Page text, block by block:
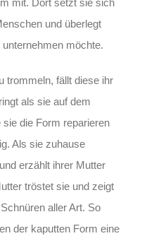
mit. Dort setzt sie sich
und überlegt
möchte.
trommeln, fällt diese ihr
als sie auf dem
die Form reparieren
Als sie zuhause
erzählt ihrer Mutter
tröstet sie und zeigt
aller Art. So
der kaputten Form eine